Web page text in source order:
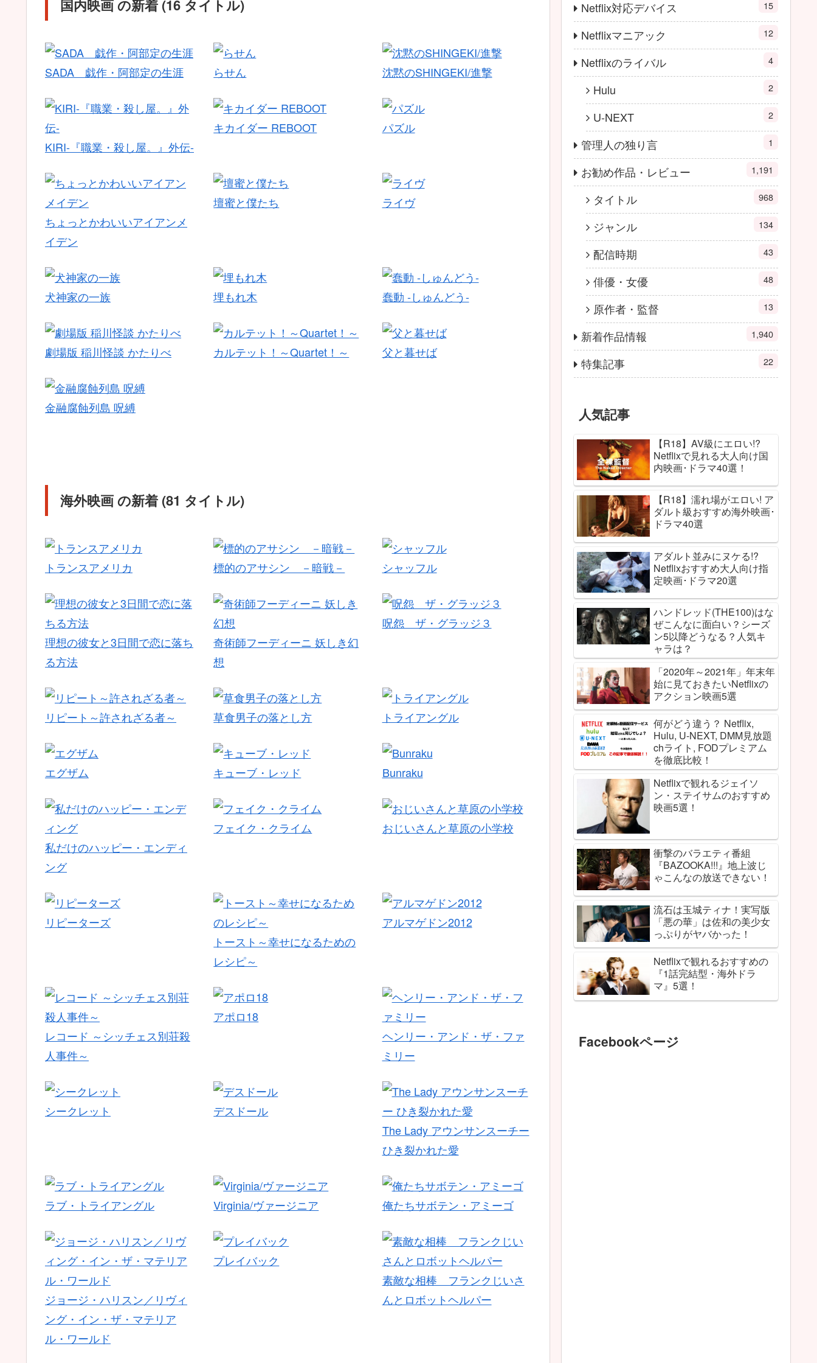
国内映画 の新着 (16 タイトル)
SADA 戯作・阿部定の生涯 らせん 沈黙のSHINGEKI/進撃
KIRI-『職業・殺し屋。』外伝-
キカイダー REBOOT パズル
ちょっとかわいいアイアンメ
イデン
壇蜜と僕たち ライヴ
犬神家の一族 埋もれ木 蠢動 -しゅんどう-
劇場版 稲川怪談 かたりべ カルテット！～Quartet！～ 父と暮せば
金融腐蝕列島 呪縛
海外映画 の新着 (81 タイトル)
トランスアメリカ 標的のアサシン －暗戦－ シャッフル
理想の彼女と3日間で恋に落ち
る方法
奇術師フーディーニ 妖しき幻
想
呪怨 ザ・グラッジ３
リピート～許されざる者～ 草食男子の落とし方 トライアングル
エグザム キューブ・レッド Bunraku
私だけのハッピー・エンディ
ング
フェイク・クライム おじいさんと草原の小学校
リピーターズ
トースト～幸せになるための
レシピ～
アルマゲドン2012
レコード ～シッチェス別荘殺
人事件～
アポロ18
ヘンリー・アンド・ザ・ファ
ミリー
シークレット
デスドール
The Lady アウンサンスーチー
ひき裂かれた愛
ラブ・トライアングル Virginia/ヴァージニア 俺たちサボテン・アミーゴ
ジョージ・ハリスン／リヴィ
ング・イン・ザ・マテリア
ル・ワールド
プレイバック
素敵な相棒 フランクじいさ
んとロボットヘルパー
Netflix対応デバイス 15
Netflixマニアック 12
Netflixのライバル 4
Hulu 2
U-NEXT 2
管理人の独り言 1
お勧め作品・レビュー 1,191
タイトル 968
ジャンル 134
配信時期 43
俳優・女優 48
原作者・監督 13
新着作品情報 1,940
特集記事 22
人気記事
【R18】AV級にエロい!?
Netflixで見れる大人向け国
内映画･ドラマ40選！
【R18】濡れ場がエロい! ア
ダルト級おすすめ海外映画･
ドラマ40選
アダルト並みにヌケる!?
Netflixおすすめ大人向け指
定映画･ドラマ20選
ハンドレッド(THE100)はな
ぜこんなに面白い？シーズ
ン5以降どうなる？人気キ
ャラは？
「2020年～2021年」年末年
始に見ておきたいNetflixの
アクション映画5選
何がどう違う？ Netflix,
Hulu, U-NEXT, DMM見放題
chライト, FODプレミアム
を徹底比較！
Netflixで観れるジェイソ
ン・ステイサムのおすすめ
映画5選！
衝撃のバラエティ番組
『BAZOOKA!!!』地上波じ
ゃこんなの放送できない！
流石は玉城ティナ！実写版
「悪の華」は佐和の美少女
っぷりがヤバかった！
Netflixで観れるおすすめの
『1話完結型・海外ドラ
マ』5選！
Facebookページ